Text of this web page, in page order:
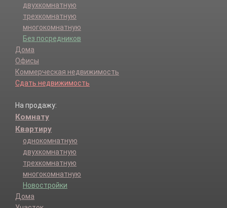
двухкомнатную
трехкомнатную
многокомнатную
Без посредников
Дома
Офисы
Коммерческая недвижимость
Сдать недвижимость
На продажу:
Комнату
Квартиру
однокомнатную
двухкомнатную
трехкомнатную
многокомнатную
Новостройки
Дома